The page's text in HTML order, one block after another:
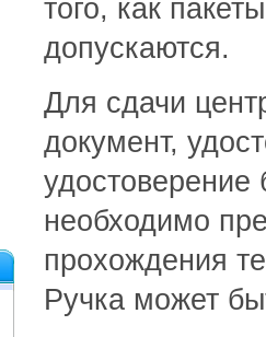
того, как
допускаются.
Для сдачи
документ,
удостоверение
необходимо
прохождения
Ручка может